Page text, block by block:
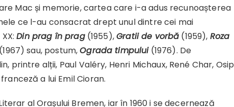
Mac și memorie, cartea care i-a adus recunoașterea
ce l-au consacrat drept unul dintre cei mai
Din prag în prag(1955),Gratii de vorbă (1959), Roza
sau, postum,Ograda timpului(1976). De
printre alții, Paul Valéry, Henri Michaux, René Char, Osip
a lui Emil Cioran.
al Orașului Bremen, iar în 1960 i se decernează